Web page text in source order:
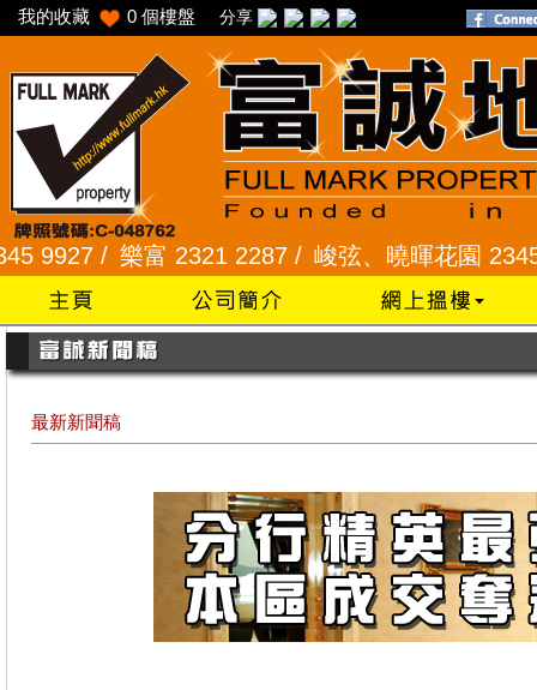
我的收藏 0 個樓盤 分享
富 2321 2287 /峻弦、曉暉花園 2345 1286 /威
最新新聞稿